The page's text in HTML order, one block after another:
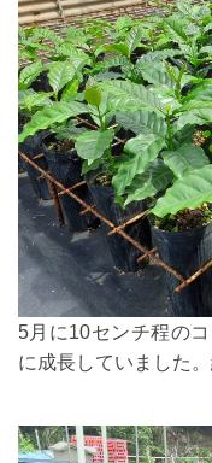
5月に10センチ程の
に成長していました